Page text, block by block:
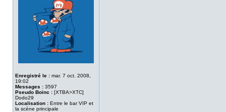
Enregistré le : mar. 7 oct. 2008,
19:02
Messages : 3597
Pseudo Boinc : [XTBA>XTC]
Dodo29
Localisation : Entre le bar VIP et
la scène principale